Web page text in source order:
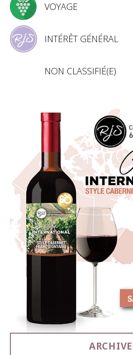
VOYAGE
INTÉRÊT GÉNÉRAL
NON CLASSIFIÉ(E)
ARCHIVE